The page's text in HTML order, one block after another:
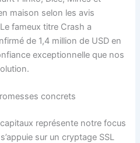
maison selon les avis
fameux titre Crash a
de 1,4 million de USD en
exceptionnelle que nos
concrets
représente notre focus
sur un cryptage SSL